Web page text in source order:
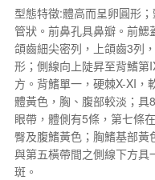
型態特徵:體高而呈卵圓形
管狀。前鼻孔具鼻瓣。前鰓
頜齒細尖密列，上頜齒3列
形；側線向上陡昇至背鰭第
方。背鰭單一，硬棘X-XI，
體黃色，胸、腹部較淡；具
眼帶，體側有5條，第七條
臀及腹鰭黃色；胸鰭基部黃
與第五橫帶間之側線下方具
斑。